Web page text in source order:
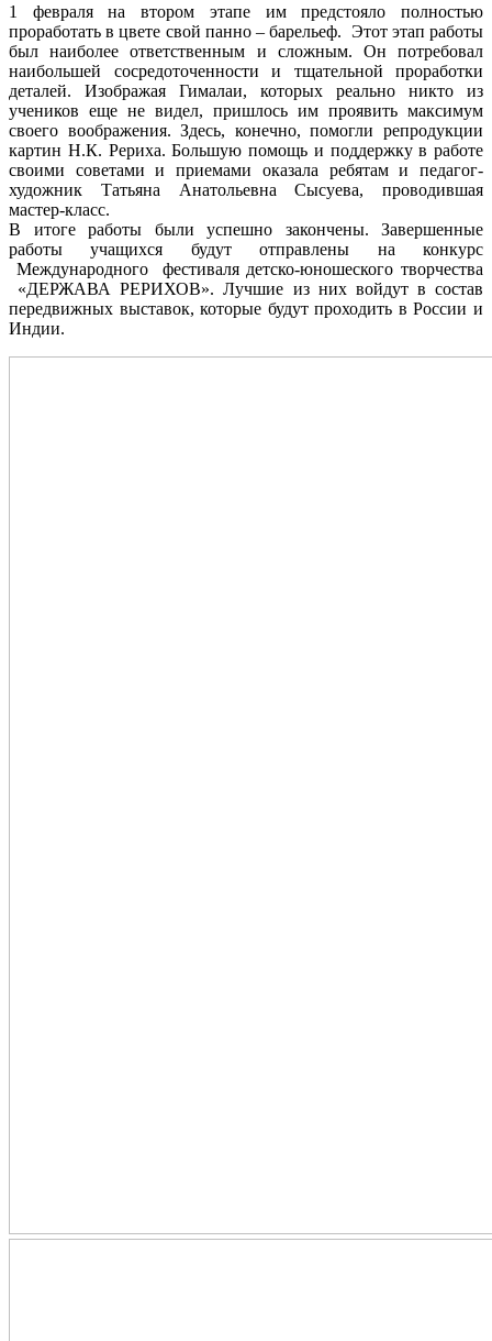
1 февраля на втором этапе им предстояло полностью
проработать в цвете свой панно – барельеф. Этот этап работы
был наиболее ответственным и сложным. Он потребовал
наибольшей сосредоточенности и тщательной проработки
деталей. Изображая Гималаи, которых реально никто из
учеников еще не видел, пришлось им проявить максимум
своего воображения. Здесь, конечно, помогли репродукции
картин Н.К. Рериха. Большую помощь и поддержку в работе
своими советами и приемами оказала ребятам и педагог-
художник Татьяна Анатольевна Сысуева, проводившая
мастер-класс.
В итоге работы были успешно закончены. Завершенные
работы учащихся будут отправлены на конкурс
Международного фестиваля детско-юношеского творчества
«ДЕРЖАВА РЕРИХОВ». Лучшие из них войдут в состав
передвижных выставок, которые будут проходить в России и
Индии.